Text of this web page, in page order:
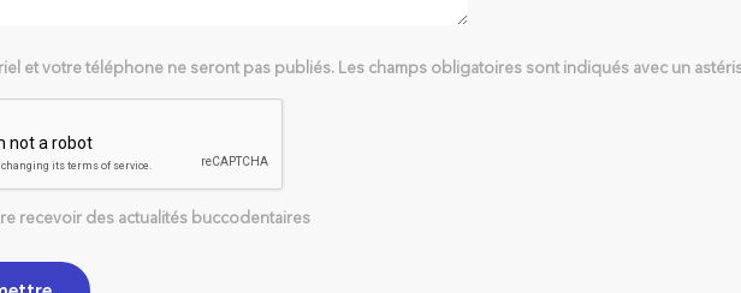
et votre téléphone ne seront pas publiés. Les champs obligatoires sont indiqués avec un
recevoir des actualités buccodentaires